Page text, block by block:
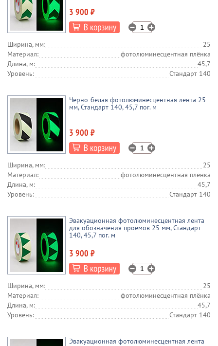
3 900 ₽
Ширина, мм:
25
Материал:
фотолюминесцентная плёнка
Длина, м:
45,7
Уровень:
Стандарт 140
Черно-белая фотолюминесцентная лента 25
мм, Стандарт 140, 45,7 пог. м
3 900 ₽
Ширина, мм:
25
Материал:
фотолюминесцентная плёнка
Длина, м:
45,7
Уровень:
Стандарт 140
Эвакуационная фотолюминесцентная лента
для обозначения проемов 25 мм, Стандарт
140, 45,7 пог. м
3 900 ₽
Ширина, мм:
25
Материал:
фотолюминесцентная плёнка
Длина, м:
45,7
Уровень:
Стандарт 140
Эвакуационная фотолюминесцентная лента